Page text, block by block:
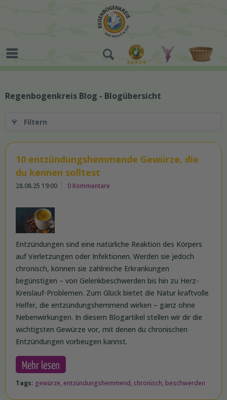
Regenbogenkreis Blog - Blogübersicht
Filtern
10 entzündungshemmende Gewürze, die
du kennen solltest
28.08.25 19:00 0 Kommentare
Entzündungen sind eine natürliche Reaktion des Körpers
auf Verletzungen oder Infektionen. Werden sie jedoch
chronisch, können sie zahlreiche Erkrankungen
begünstigen – von Gelenkbeschwerden bis hin zu Herz-
Kreislauf-Problemen. Zum Glück bietet die Natur kraftvolle
Helfer, die entzündungshemmend wirken – ganz ohne
Nebenwirkungen. In diesem Blogartikel stellen wir dir die
wichtigsten Gewürze vor, mit denen du chronischen
Entzündungen vorbeugen kannst.
Mehr lesen
Tags: gewürze, entzündungshemmend, chronisch, beschwerden